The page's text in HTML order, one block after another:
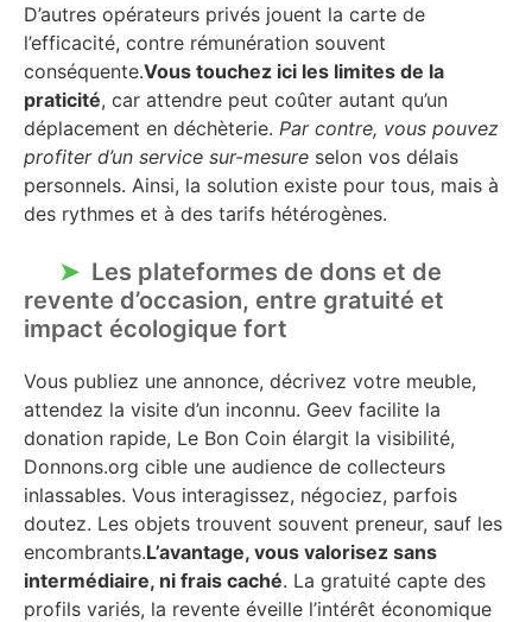
D’autres opérateurs privés jouent la carte de
l’efficacité, contre rémunération souvent
conséquente.Vous touchez ici les limites de la
praticité, car attendre peut coûter autant qu’un
déplacement en déchèterie. Par contre, vous pouvez
profiter d’un service sur-mesure selon vos délais
personnels. Ainsi, la solution existe pour tous, mais à
des rythmes et à des tarifs hétérogènes.
Les plateformes de dons et de
revente d’occasion, entre gratuité et
impact écologique fort
Vous publiez une annonce, décrivez votre meuble,
attendez la visite d’un inconnu. Geev facilite la
donation rapide, Le Bon Coin élargit la visibilité,
Donnons.org cible une audience de collecteurs
inlassables. Vous interagissez, négociez, parfois
doutez. Les objets trouvent souvent preneur, sauf les
encombrants.L’avantage, vous valorisez sans
intermédiaire, ni frais caché. La gratuité capte des
profils variés, la revente éveille l’intérêt économique